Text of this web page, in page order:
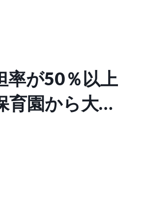
デターであ
トガル軍の援
だった。神社
率が50％以上
育園から大学
。医療費もほ